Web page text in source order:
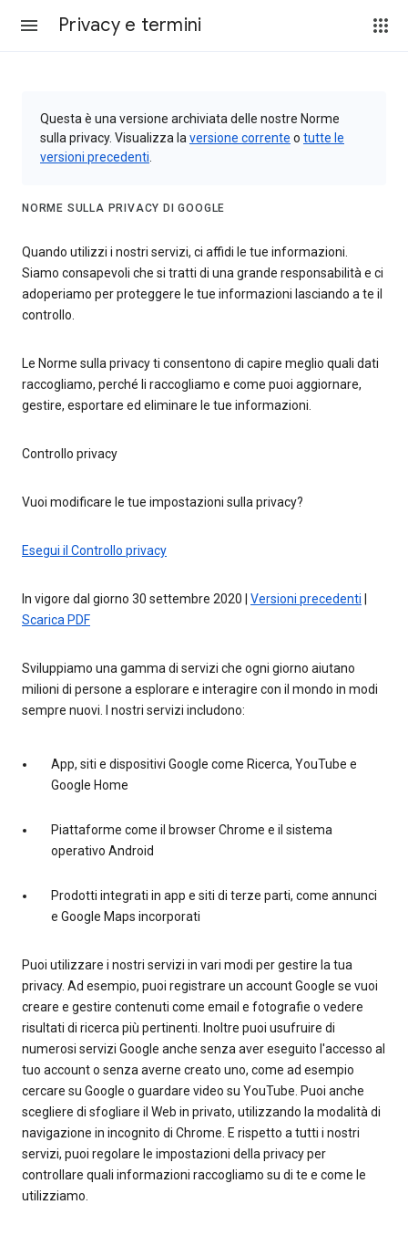
Privacy e termini
Questa è una versione archiviata delle nostre Norme
sulla privacy. Visualizza la versione corrente o tutte le
versioni precedenti
NORME SULLA PRIVACY DI GOOGLE
Quando utilizzi i nostri servizi, ci affidi le tue informazioni.
Siamo consapevoli che si tratti di una grande responsabilità e ci
adoperiamo per proteggere le tue informazioni lasciando a te il
controllo.
Le Norme sulla privacy ti consentono di capire meglio quali dati
raccogliamo, perché li raccogliamo e come puoi aggiornare,
gestire, esportare ed eliminare le tue informazioni.
Controllo privacy
Vuoi modificare le tue impostazioni sulla privacy?
Esegui il Controllo privacy
In vigore dal giorno 30 settembre 2020 | Versioni precedenti
Scarica PDF
Sviluppiamo una gamma di servizi che ogni giorno aiutano
milioni di persone a esplorare e interagire con il mondo in modi
sempre nuovi. I nostri servizi includono:
App, siti e dispositivi Google come Ricerca, YouTube e
Google Home
Piattaforme come il browser Chrome e il sistema
operativo Android
Prodotti integrati in app e siti di terze parti, come annunci
e Google Maps incorporati
Puoi utilizzare i nostri servizi in vari modi per gestire la tua
privacy. Ad esempio, puoi registrare un account Google se vuoi
creare e gestire contenuti come email e fotografie o vedere
risultati di ricerca più pertinenti. Inoltre puoi usufruire di
numerosi servizi Google anche senza aver eseguito l'accesso al
tuo account o senza averne creato uno, come ad esempio
cercare su Google o guardare video su YouTube. Puoi anche
scegliere di sfogliare il Web in privato, utilizzando la modalità di
navigazione in incognito di Chrome. E rispetto a tutti i nostri
servizi, puoi regolare le impostazioni della privacy per
controllare quali informazioni raccogliamo su di te e come le
utilizziamo.